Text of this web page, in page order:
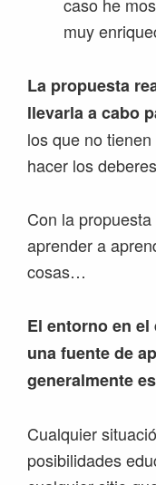
caso he
muy
La propuesta
llevarla a cabo
los que no
hacer los
Con la
aprender a
cosas…
El entorno en
una fuente de
generalmente
Cualquier
posibilidades